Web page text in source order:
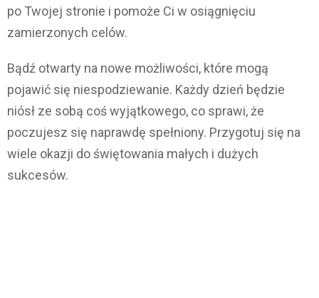
po Twojej stronie i pomoże Ci w osiągnięciu
zamierzonych celów.
Bądź otwarty na nowe możliwości, które mogą
pojawić się niespodziewanie. Każdy dzień będzie
niósł ze sobą coś wyjątkowego, co sprawi, że
poczujesz się naprawdę spełniony. Przygotuj się na
wiele okazji do świętowania małych i dużych
sukcesów.